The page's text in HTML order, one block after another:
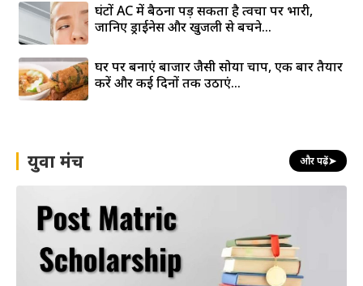
घंटों AC में बैठना पड़ सकता है त्वचा पर भारी,
जानिए ड्राईनेस और खुजली से बचने...
घर पर बनाएं बाजार जैसी सोया चाप, एक बार तैयार
करें और कई दिनों तक उठाएं...
युवा मंच और पढ़ें➤